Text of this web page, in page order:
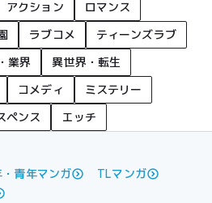
アクション
ロマンス
ラブコメ
ティーンズラブ
業界
異世界・転生
コメディ
ミステリー
ペンス エッチ
青年マンガ
TLマンガ